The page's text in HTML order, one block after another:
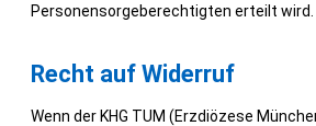
Personensorgeberechtigten erteilt wird.
Recht auf Widerruf
Wenn der KHG TUM (Erzdiözese